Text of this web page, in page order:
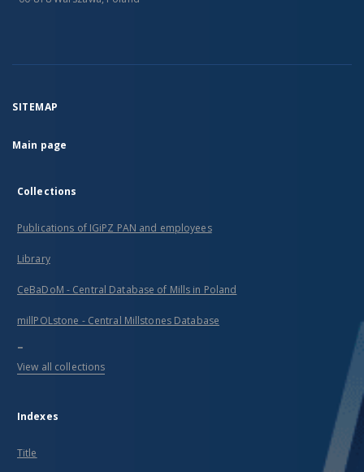
SITEMAP
Main page
Collections
Publications of IGiPZ PAN and employees
Library
CeBaDoM - Central Database of Mills in Poland
millPOLstone - Central Millstones Database
...
View all collections
Indexes
Title